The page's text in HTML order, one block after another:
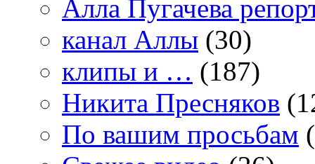
Алла Пугачева
канал Аллы (30)
клипы и … (187)
Никита Пресняков
По вашим просьбам